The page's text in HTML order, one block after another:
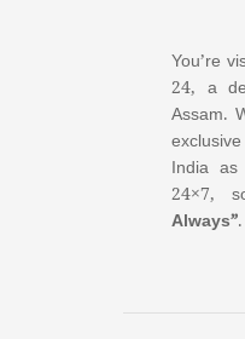
You’re
24, a
Assam.
India
24×7,
Always”.